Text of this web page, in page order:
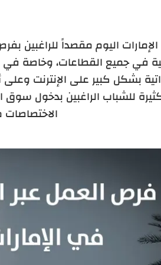
الإمارات اليوم مقصداً للراغبين
في جميع القطاعات، وخاصة في
بشكل كبير على الإنترنت
للشباب الراغبين بدخول